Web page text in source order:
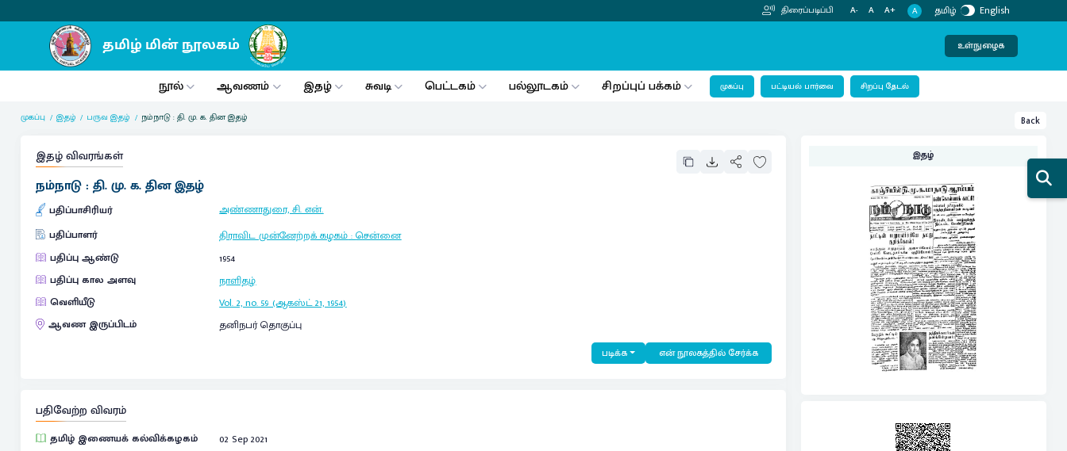
திரைப்படிப்பி A- A A+ A தமிழ் English
உள்நுழைக
நூல் ஆவணம் இதழ் சுவடி பெட்டகம் பல்லூடகம் சிறப்புப் பக்கம் முகப்பு பட்டியல் பார்வை சிறப்பு தேடல்
முகப்பு இதழ் பருவ இதழ் நம்நாடு : தி. மு. க. தின இதழ் Back
இதழ் விவரங்கள்
நம்நாடு : தி. மு. க. தின இதழ்
பதிப்பாசிரியர்
அண்ணாதுரை, சி. என்.
பதிப்பாளர்
திராவிட முன்னேற்றக் கழகம்:சென்னை
பதிப்பு ஆண்டு
1954
பதிப்பு கால அளவு
நாளிதழ்
வெளியீடு
Vol. 2, no. 59 (ஆகஸ்ட் 21, 1954)
ஆவண இருப்பிடம்
தனிநபர் தொகுப்பு
படிக்க என் நூலகத்தில் சேர்க்க
பதிவேற்ற விவரம்
தமிழ் இணையக் கல்விக்கழகம்
02 Sep 2021
இதழ்